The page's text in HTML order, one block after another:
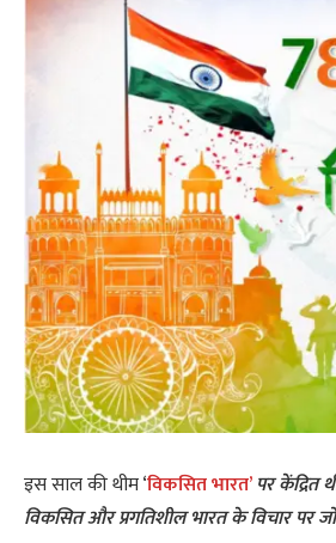
इस साल की थीम ‘विकसित भारत’पर
विकसित और प्रगतिशील भारत के विचार पर